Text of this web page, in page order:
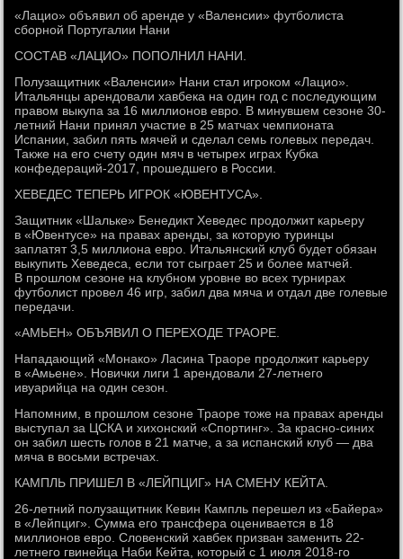
«Лацио» объявил об аренде у «Валенсии» футболиста
сборной Португалии Нани
СОСТАВ «ЛАЦИО» ПОПОЛНИЛ НАНИ.
Полузащитник «Валенсии» Нани стал игроком «Лацио».
Итальянцы арендовали хавбека на один год с последующим
правом выкупа за 16 миллионов евро. В минувшем сезоне 30-
летний Нани принял участие в 25 матчах чемпионата
Испании, забил пять мячей и сделал семь голевых передач.
Также на его счету один мяч в четырех играх Кубка
конфедераций-2017, прошедшего в России.
ХЕВЕДЕС ТЕПЕРЬ ИГРОК «ЮВЕНТУСА».
Защитник «Шальке» Бенедикт Хеведес продолжит карьеру
в «Ювентусе» на правах аренды, за которую туринцы
заплатят 3,5 миллиона евро. Итальянский клуб будет обязан
выкупить Хеведеса, если тот сыграет 25 и более матчей.
В прошлом сезоне на клубном уровне во всех турнирах
футболист провел 46 игр, забил два мяча и отдал две голевые
передачи.
«АМЬЕН» ОБЪЯВИЛ О ПЕРЕХОДЕ ТРАОРЕ.
Нападающий «Монако» Ласина Траоре продолжит карьеру
в «Амьене». Новички лиги 1 арендовали 27-летнего
ивуарийца на один сезон.
Напомним, в прошлом сезоне Траоре тоже на правах аренды
выступал за ЦСКА и хихонский «Спортинг». За красно-синих
он забил шесть голов в 21 матче, а за испанский клуб — два
мяча в восьми встречах.
КАМПЛЬ ПРИШЕЛ В «ЛЕЙПЦИГ» НА СМЕНУ КЕЙТА.
26-летний полузащитник Кевин Кампль перешел из «Байера»
в «Лейпциг». Сумма его трансфера оценивается в 18
миллионов евро. Словенский хавбек призван заменить 22-
летнего гвинейца Наби Кейта, который с 1 июля 2018-го